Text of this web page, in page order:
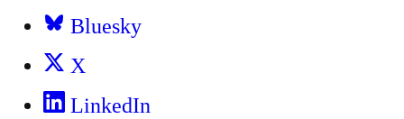
Bluesky
X
LinkedIn